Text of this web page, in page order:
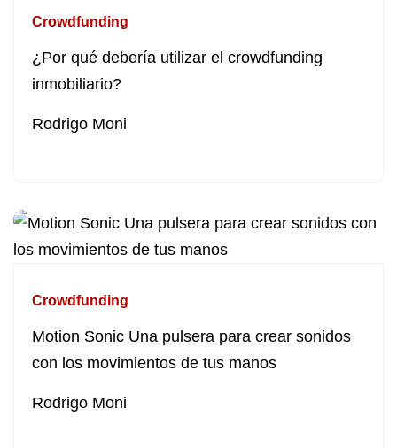
Crowdfunding
¿Por qué debería utilizar el crowdfunding
inmobiliario?
Rodrigo Moni
Crowdfunding
Motion Sonic Una pulsera para crear sonidos
con los movimientos de tus manos
Rodrigo Moni